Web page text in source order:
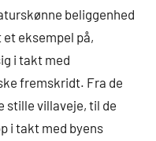
beliggenhed
eksempel på,
i takt med
fremskridt. Fra de
stille villaveje, til de
i takt med byens